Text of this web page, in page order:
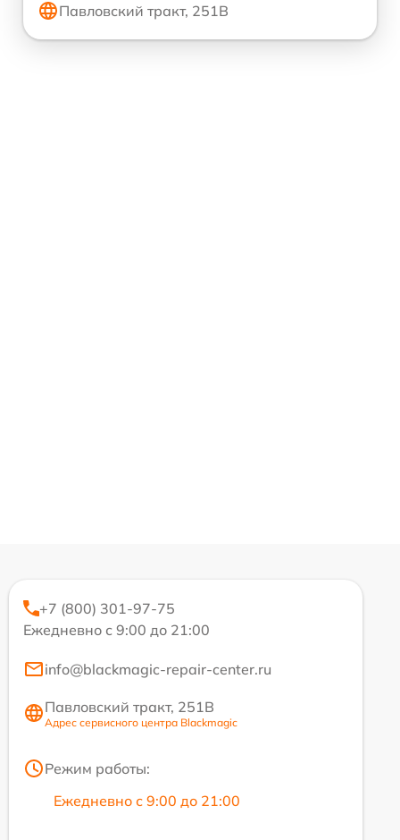
Павловский тракт, 251В
+7 (800) 301-97-75
Ежедневно с 9:00 до 21:00
info@blackmagic-repair-center.ru
Павловский тракт, 251В
Адрес сервисного центра Blackmagic
Режим работы:
Ежедневно с 9:00 до 21:00